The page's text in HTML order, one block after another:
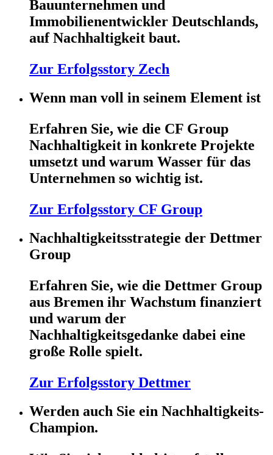
Bauunternehmen und
Immobilienentwickler Deutschlands,
auf Nachhaltigkeit baut.
Zur Erfolgsstory Zech
Wenn man voll in seinem Element ist
Erfahren Sie, wie die CF Group
Nachhaltigkeit in konkrete Projekte
umsetzt und warum Wasser für das
Unternehmen so wichtig ist.
Zur Erfolgsstory CF Group
Nachhaltigkeitsstrategie der Dettmer
Group
Erfahren Sie, wie die Dettmer Group
aus Bremen ihr Wachstum finanziert
und warum der
Nachhaltigkeitsgedanke dabei eine
große Rolle spielt.
Zur Erfolgsstory Dettmer
Werden auch Sie ein Nachhaltigkeits-
Champion.